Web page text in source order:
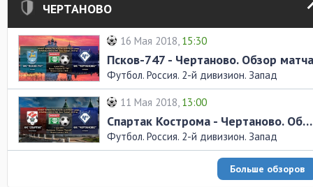
ЧЕРТАНОВО
16 Мая 2018, 15:30
Псков-747 - Чертаново. Обзор матча
Футбол. Россия. 2-й дивизион. Запад
11 Мая 2018, 13:00
Спартак Кострома - Чертаново. Обзор матча
Футбол. Россия. 2-й дивизион. Запад
Больше обзоров